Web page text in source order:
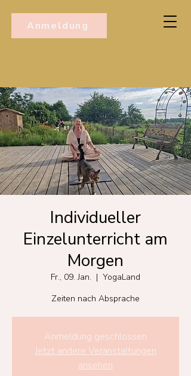
Anmeldung
Individueller
Einzelunterricht am
Morgen
Fr., 09. Jan.
  |
YogaLand
Zeiten nach Absprache
Anmeldung geschlossen
Jetzt andere Veranstaltungen
ansehen